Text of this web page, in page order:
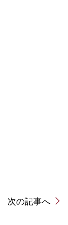
次の記事へ